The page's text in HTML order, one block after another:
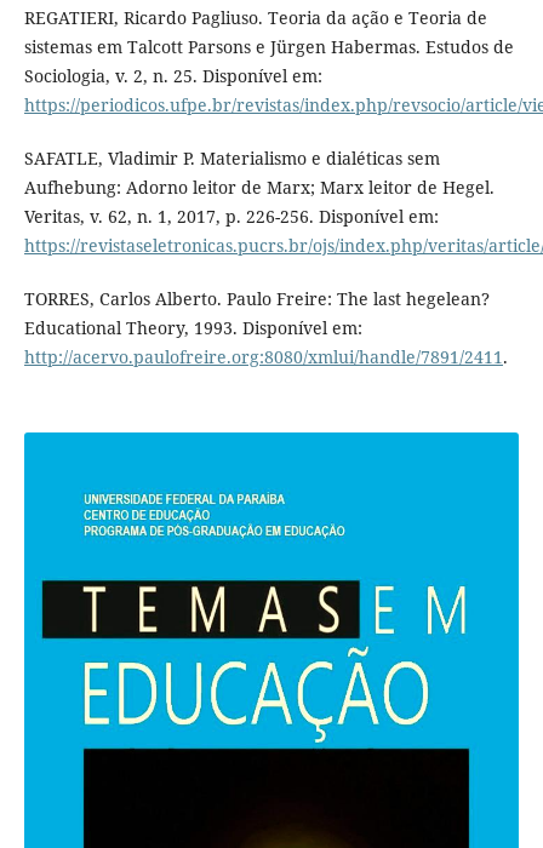
REGATIERI, Ricardo Pagliuso. Teoria da ação e Teoria de
sistemas em Talcott Parsons e Jürgen Habermas. Estudos de
Sociologia, v. 2, n. 25. Disponível em:
https://periodicos.ufpe.br/revistas/index.php/revsocio/article/
SAFATLE, Vladimir P. Materialismo e dialéticas sem
Aufhebung: Adorno leitor de Marx; Marx leitor de Hegel.
Veritas, v. 62, n. 1, 2017, p. 226-256. Disponível em:
https://revistaseletronicas.pucrs.br/ojs/index.php/veritas/
TORRES, Carlos Alberto. Paulo Freire: The last hegelean?
Educational Theory, 1993. Disponível em:
http://acervo.paulofreire.org:8080/xmlui/handle/7891/2411.